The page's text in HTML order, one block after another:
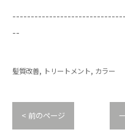
--
髪質改善 トリートメント カラー
< 前のページ